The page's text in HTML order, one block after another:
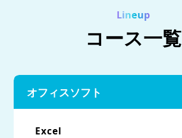
Lineup
コース一覧
オフィスソフト
Excel